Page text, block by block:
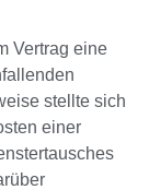
Vertrag eine
stellte sich
einer